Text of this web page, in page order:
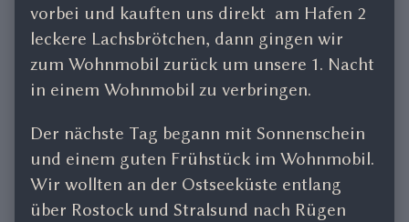
vorbei und kauften uns direkt am Hafen 2
leckere Lachsbrötchen, dann gingen wir
zum Wohnmobil zurück um unsere 1. Nacht
in einem Wohnmobil zu verbringen.
Der nächste Tag begann mit Sonnenschein
und einem guten Frühstück im Wohnmobil.
Wir wollten an der Ostseeküste entlang
über Rostock und Stralsund nach Rügen